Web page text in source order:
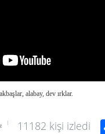
alabay, dev ırklar.
11182 kişi izledi